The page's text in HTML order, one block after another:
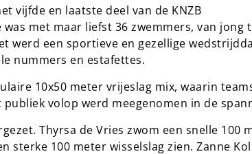
vijfde en laatste deel van de KNZB
met maar liefst 36 zwemmers, van jong
werd een sportieve en gezellige
nummers en estafettes.
10x50 meter vrijeslag mix, waarin
volop werd meegenomen in de
Thyrsa de Vries zwom een snelle 100
sterke 100 meter wisselslag zien. Zanne